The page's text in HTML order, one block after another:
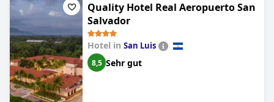
Quality Hotel Real Aeropuerto San
Salvador
Hotel in San Luis
8,5 Sehr gut